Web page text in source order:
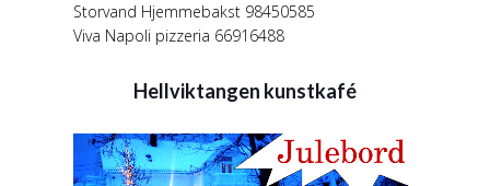
Storvand Hjemmebakst 98450585
Viva Napoli pizzeria 66916488
Hellviktangen kunstkafé